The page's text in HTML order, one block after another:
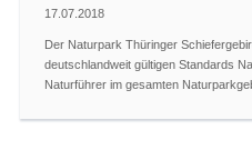
17.07.2018
Der Naturpark Thüringer
deutschlandweit gültigen Standards
Naturführer im gesamten